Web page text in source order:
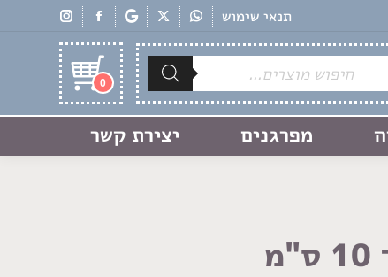
תנאי שימוש
Products
search
0
מפרגנים יצירת קשר